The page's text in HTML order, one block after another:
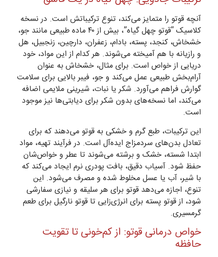
آنچه قوتو را متمایز می‌کند، تنوع ترکیباتش است. در نسخه
کلاسیک “قوتو چهل گیاه”، بیش از ۴۰ ماده طبیعی مانند جو،
خشخاش، کنجد، پسته، بادام، زعفران، دارچین، زنجبیل، هل
و رازیانه با هم آمیخته می‌شوند. هر کدام از این مواد، خود
دریایی از خواص است. برای مثال، خشخاش به عنوان
آرام‌بخش طبیعی عمل می‌کند و جو، فیبر بالایی برای سلامت
گوارش فراهم می‌آورد. شکر یا نبات، شیرینی ملایمی اضافه
می‌کند، اما نسخه‌های بدون شکر برای دیابتی‌ها نیز موجود
است.
این ترکیبات، طبع گرم و خشکی به قوتو می‌دهند که برای
تعادل بدن‌های سردمزاج ایده‌آل است. در فرآیند تهیه، مواد
ابتدا شسته، خشک و برشته می‌شوند تا عطر و خواص‌شان
حفظ شود. آسیاب دقیق، بافت پودری نرم ایجاد می‌کند که
با شیر، آب یا عسل مخلوط شده و مصرف می‌شود. این
تنوع، اجازه می‌دهد قوتو برای هر سلیقه و نیازی سفارشی
شود، از قوتو پسته برای انرژی‌زایی تا قوتو نارگیل برای طعم
گرمسیری.
خواص درمانی قوتو: از کم‌خونی تا تقویت
حافظه